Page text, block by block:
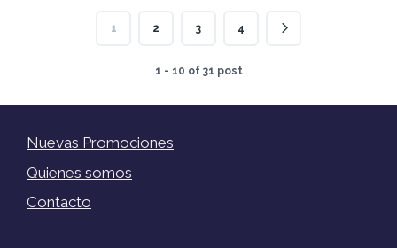
1 2 3 4
1 - 10 of 31 post
Nuevas Promociones
Quienes somos
Contacto